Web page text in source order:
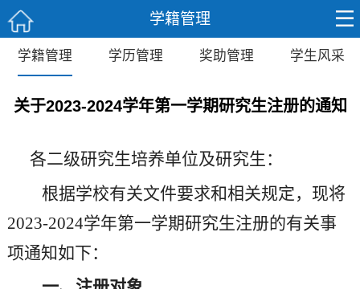
学籍管理
学籍管理 学历管理 奖助管理 学生风采
关于2023-2024学年第一学期研究生注册的通知
各二级研究生培养单位及研究生：
根据学校有关文件要求和相关规定，现将
2023-2024学年第一学期研究生注册的有关事
项通知如下：